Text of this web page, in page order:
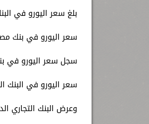
بلغ سعر اليورو في البنك الأهلي المصري
سعر اليورو في بنك
سجل سعر اليورو في بنك مصر 51.97 جنيه
سعر اليورو في البنك
وعرض البنك التجاري الدولي سعر اليورو